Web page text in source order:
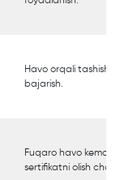
Havo orqali tashish
bajarish.
Fuqaro havo
sertifikatni olish